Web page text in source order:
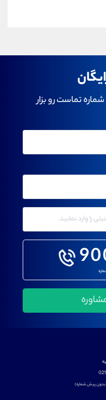
تماست رو بزار
پیش شماره)